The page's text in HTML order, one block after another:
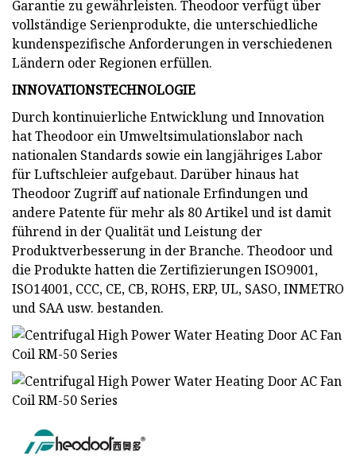
Garantie zu gewährleisten. Theodoor verfügt über
vollständige Serienprodukte, die unterschiedliche
kundenspezifische Anforderungen in verschiedenen
Ländern oder Regionen erfüllen.
INNOVATIONSTECHNOLOGIE
Durch kontinuierliche Entwicklung und Innovation
hat Theodoor ein Umweltsimulationslabor nach
nationalen Standards sowie ein langjähriges Labor
für Luftschleier aufgebaut. Darüber hinaus hat
Theodoor Zugriff auf nationale Erfindungen und
andere Patente für mehr als 80 Artikel und ist damit
führend in der Qualität und Leistung der
Produktverbesserung in der Branche. Theodoor und
die Produkte hatten die Zertifizierungen ISO9001,
ISO14001, CCC, CE, CB, ROHS, ERP, UL, SASO, INMETRO
und SAA usw. bestanden.